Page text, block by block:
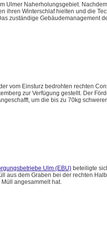
Ulmer Naherholungsgebiet.
ihren Winterschlaf hielten und die
zuständige Gebäudemanagement
vom Einsturz bedrohten rechten
zur Verfügung gestellt. Der
um die bis zu 70kg
Ulm (EBU) beteiligte
aus dem Graben bei der rechten
angesammelt hat.